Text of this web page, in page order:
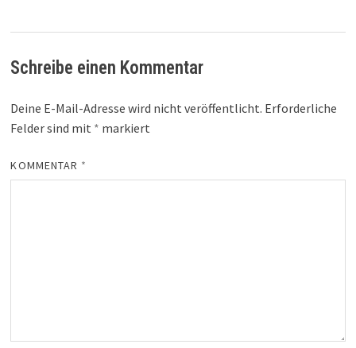
Schreibe einen Kommentar
Deine E-Mail-Adresse wird nicht veröffentlicht. Erforderliche
Felder sind mit * markiert
KOMMENTAR *